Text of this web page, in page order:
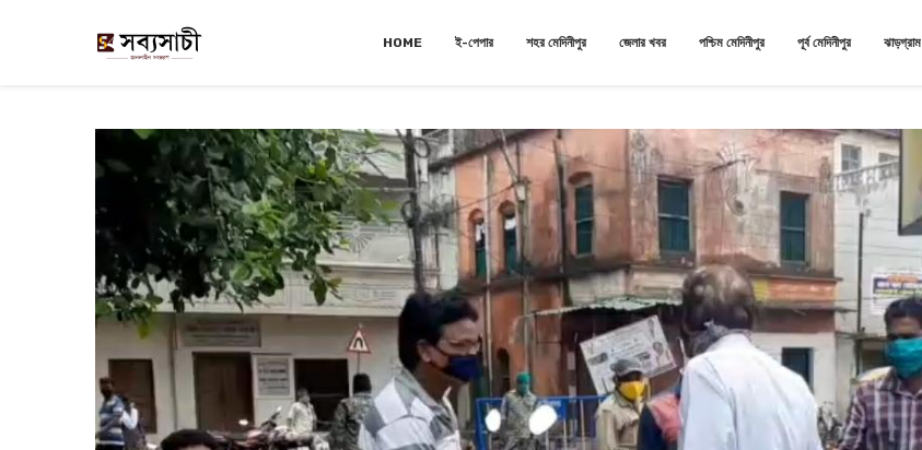
HOME ই-পেপার শহর মেদিনীপুর জেলার খবর পশ্চিম মেদিনীপুর পূর্ব মেদিনীপুর ঝাড়গ্রাম